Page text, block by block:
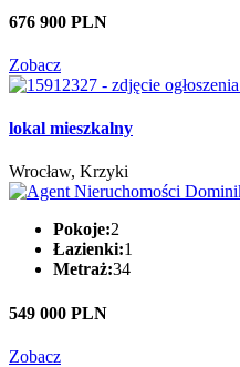
676 900 PLN
Zobacz
lokal mieszkalny
Wrocław, Krzyki
Pokoje:2
Łazienki:1
Metraż:34
549 000 PLN
Zobacz